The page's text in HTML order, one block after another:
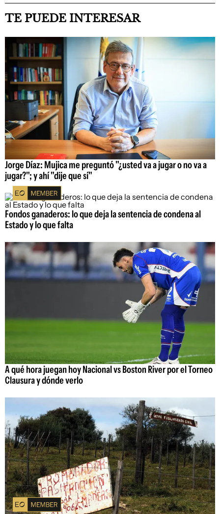
TE PUEDE INTERESAR
Jorge Díaz: Mujica me preguntó "¿usted va a jugar o no va a
jugar?"; y ahí "dije que sí"
Fondos ganaderos: lo que deja la sentencia de condena al
Estado y lo que falta
A qué hora juegan hoy Nacional vs Boston River por el Torneo
Clausura y dónde verlo